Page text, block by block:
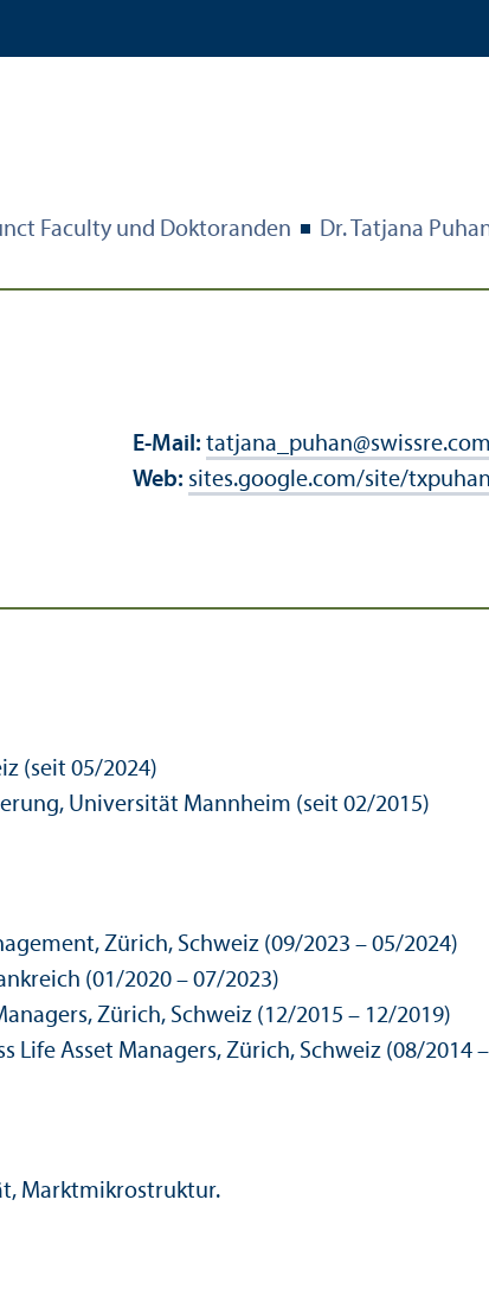
Faculty und Doktoranden Dr. Tatjana
E-Mail: tatjana_puhan@swissre.com
Web: sites.google.com/site/txpuhan
(seit 05/2024)
Universität Mannheim (seit 02/2015)
Zürich, Schweiz (09/2023 – 05/2024)
(01/2020 – 07/2023)
Zürich, Schweiz (12/2015 – 12/2019)
Asset Managers, Zürich, Schweiz (08/2014
Markt­mikrostruktur.